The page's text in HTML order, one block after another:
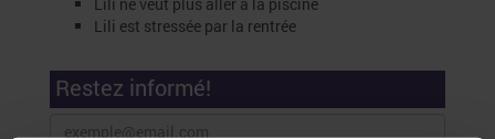
Lili est stressée par la rentrée
Restez informé!